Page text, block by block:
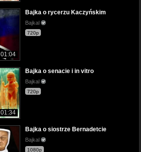
01:04
Bajka o rycerzu Kaczyńskim
Bajkal
720p
01:34
Bajka o senacie i in vitro
Bajkal
720p
Bajka o siostrze Bernadetcie
Bajkal
1080p